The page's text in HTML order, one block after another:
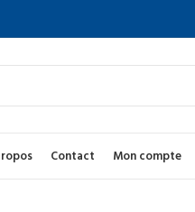
Contact Mon compte